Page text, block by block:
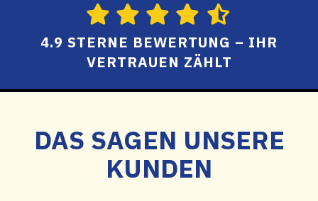
4.9 STERNE BEWERTUNG – IHR
VERTRAUEN ZÄHLT
DAS SAGEN UNSERE
KUNDEN